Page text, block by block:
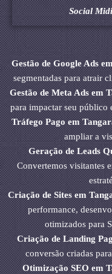
Social
Gestão de Google Ads
segmentadas para atrair
Gestão de Meta Ads em
para impactar seu público
Tráfego Pago em
ampliar a
Geração de Leads
Convertemos visitantes
Criação de Sites em
performance,
otimizados para
Criação de Landing
conversão criadas
Otimização SEO em